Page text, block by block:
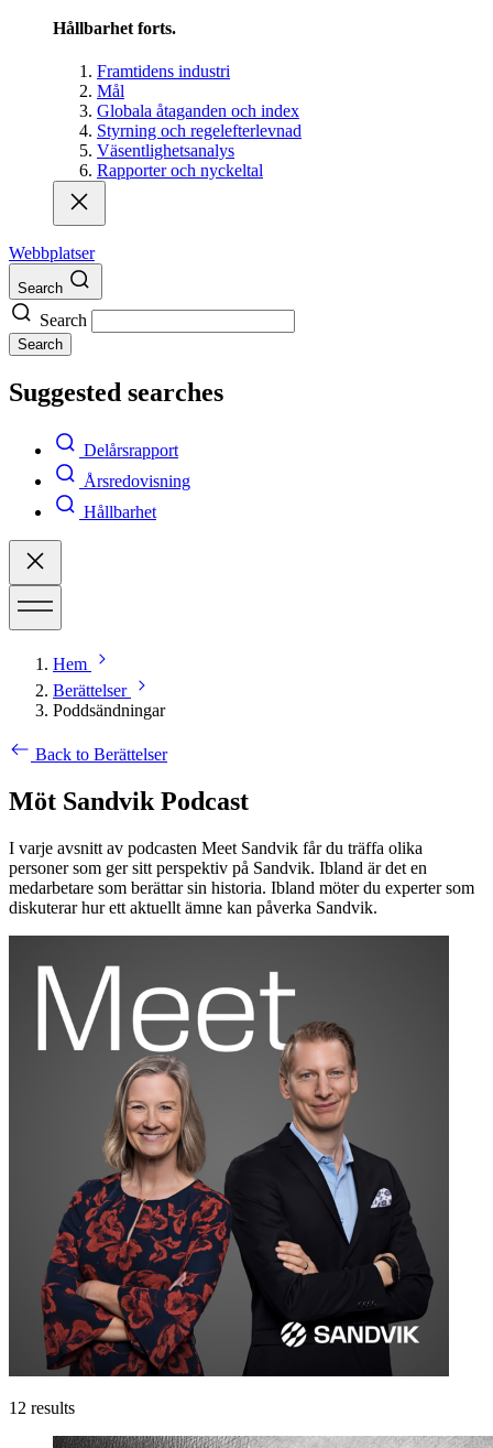
Hållbarhet forts.
Framtidens industri
Mål
Globala åtaganden och index
Styrning och regelefterlevnad
Väsentlighetsanalys
Rapporter och nyckeltal
Webbplatser
Search
Search
Search
Suggested searches
Delårsrapport
Årsredovisning
Hållbarhet
Hem
Berättelser
Poddsändningar
Back to Berättelser
Möt Sandvik Podcast
I varje avsnitt av podcasten Meet Sandvik får du träffa olika
personer som ger sitt perspektiv på Sandvik. Ibland är det en
medarbetare som berättar sin historia. Ibland möter du experter som
diskuterar hur ett aktuellt ämne kan påverka Sandvik.
12 results